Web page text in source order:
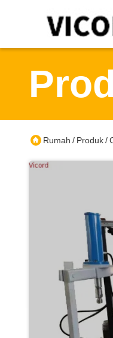
Rumah / Produk/